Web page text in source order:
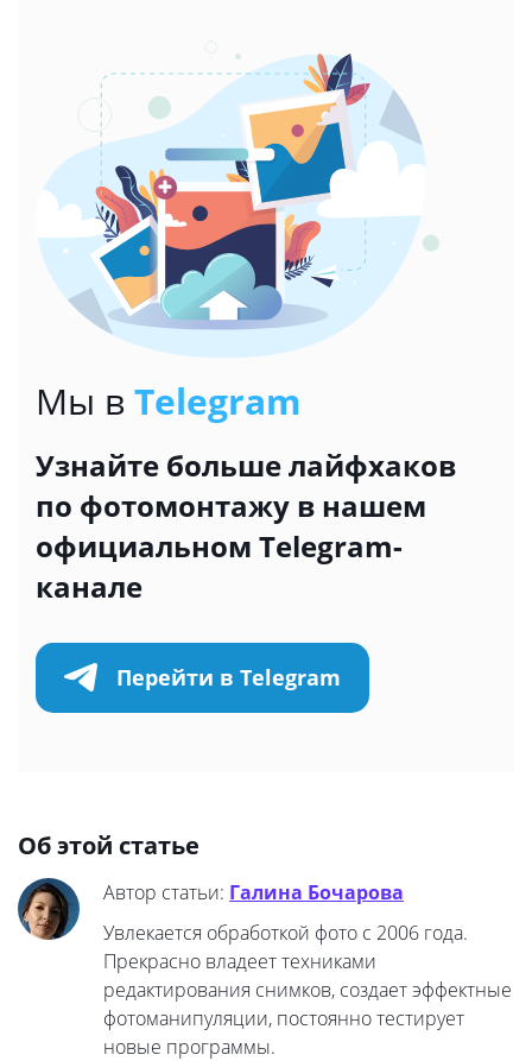
Мы в Telegram
Узнайте больше лайфхаков
по фотомонтажу в нашем
официальном Telegram-
канале
Перейти в Telegram
Об этой статье
Автор статьи: Галина Бочарова
Увлекается обработкой фото с 2006 года.
Прекрасно владеет техниками
редактирования снимков, создает эффектные
фотоманипуляции, постоянно тестирует
новые программы.